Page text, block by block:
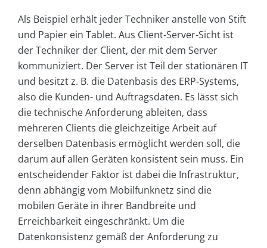
Als Beispiel erhält jeder Techniker anstelle von Stift
und Papier ein Tablet. Aus Client-Server-Sicht ist
der Techniker der Client, der mit dem Server
kommuniziert. Der Server ist Teil der stationären IT
und besitzt z. B. die Datenbasis des ERP-Systems,
also die Kunden- und Auftragsdaten. Es lässt sich
die technische Anforderung ableiten, dass
mehreren Clients die gleichzeitige Arbeit auf
derselben Datenbasis ermöglicht werden soll, die
darum auf allen Geräten konsistent sein muss. Ein
entscheidender Faktor ist dabei die Infrastruktur,
denn abhängig vom Mobilfunknetz sind die
mobilen Geräte in ihrer Bandbreite und
Erreichbarkeit eingeschränkt. Um die
Datenkonsistenz gemäß der Anforderung zu